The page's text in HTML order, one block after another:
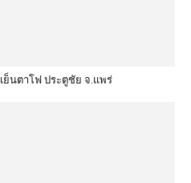
เย็นตาโฟ ประตูชัย จ.แพร่